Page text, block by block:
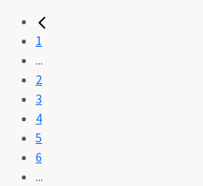
1
...
2
3
4
5
6
...